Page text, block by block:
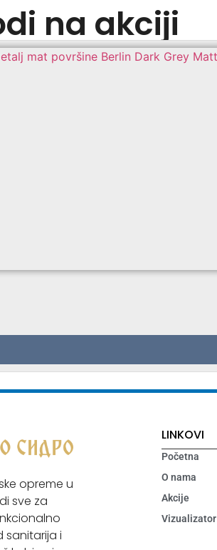
na akciji
opreme u
sve za
i
LINKOVI
Početna
O nama
Akcije
Vizualizator